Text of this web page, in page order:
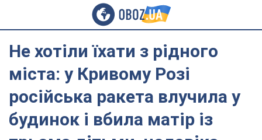
Не хотіли їхати з рідного
міста: у Кривому Розі
російська ракета влучила у
будинок і вбила матір із